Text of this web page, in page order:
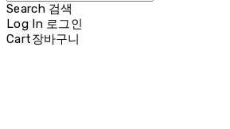
Search 검색
Log In 로그인
Cart장바구니